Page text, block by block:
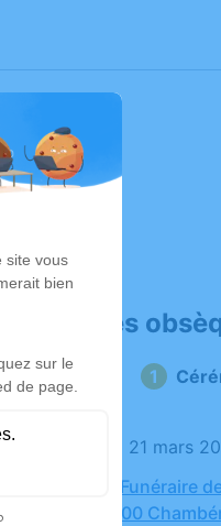
Déroulé des
Le samedi 21 mars
Chambre Funéraire
Sève, 73000